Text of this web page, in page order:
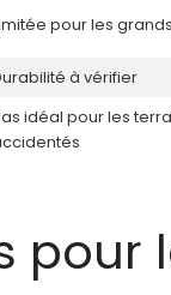
pour les
à vérifier
idéal pour les
pour